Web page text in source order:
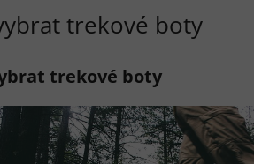
trekové boty
trekové boty